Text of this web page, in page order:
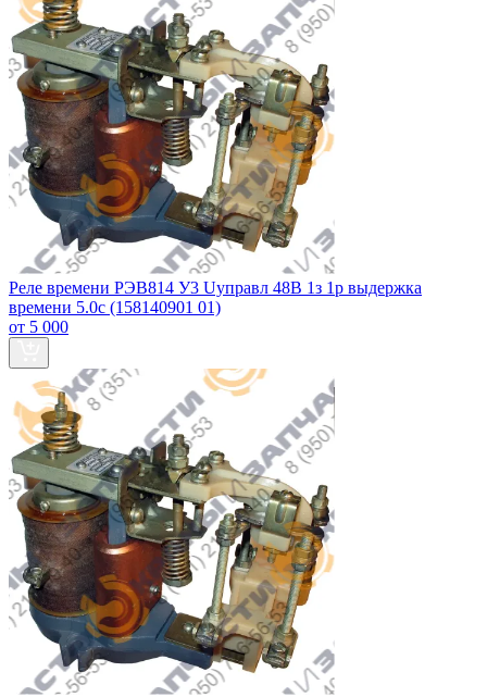
Реле времени РЭВ814 У3 Uуправл 48В 1з 1р выдержка
времени 5.0с (158140901 01)
от 5 000